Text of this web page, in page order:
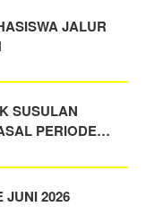
JALUR
SUSULAN
PERIODE…
JUNI 2026